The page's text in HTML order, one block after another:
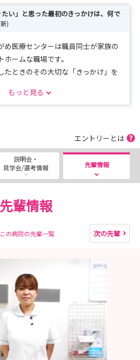
い」と思った最初のきっかけは、何で
)
め医療センターは職員同士が家族の
ームな職場です。
たときのその大切な「きっかけ」を
歩ずつ成長し、患者様を第一に考え
会・インターンシップを開催しま
じていただくことで、病棟の雰囲
教育サポート等見えてくるものが沢
てください。
てみませんか。
時開催しますので、オンラインで
きる国試対策！
』のご案内！
ゃけトーク！
／
い！
もっと見る
エントリーとは
説明会・
見学会/選考情報
先輩情報
先輩情報
この病院の先輩一覧 次の先輩